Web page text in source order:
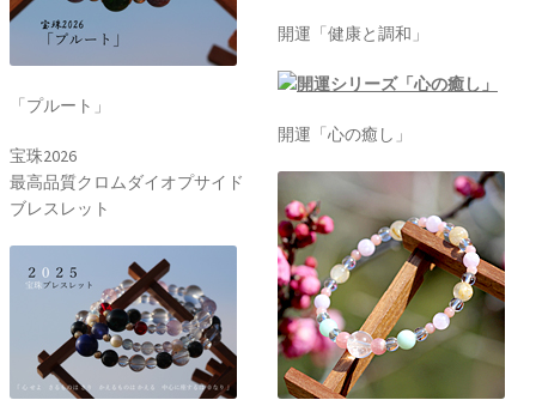
「プルート」
宝珠2026
最高品質クロムダイオプサイド
ブレスレット
開運「健康と調和」
開運「心の癒し」